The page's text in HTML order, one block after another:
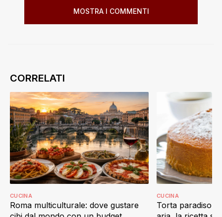
MOSTRA I COMMENTI
Roma multiculturale: dove gustare
CUCINA
Torta paradiso
CUCINA